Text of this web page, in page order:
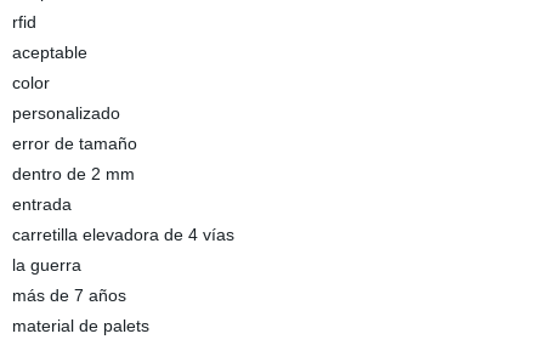
rfid
aceptable
color
personalizado
error de tamaño
dentro de 2 mm
entrada
carretilla elevadora de 4 vías
la guerra
más de 7 años
material de palets